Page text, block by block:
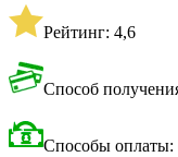
Рейтинг: 4,6
Способ
Способы оплаты: